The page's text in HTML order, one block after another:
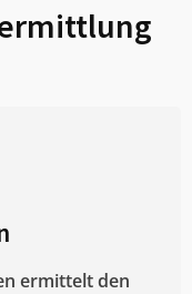
ermittelt den